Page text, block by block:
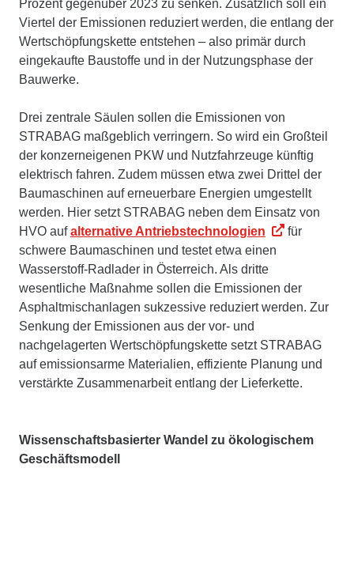
Prozent gegenüber 2023 zu senken. Zusätzlich soll ein
Viertel der Emissionen reduziert werden, die entlang der
Wertschöpfungskette entstehen – also primär durch
eingekaufte Baustoffe und in der Nutzungsphase der
Bauwerke.
Drei zentrale Säulen sollen die Emissionen von
STRABAG maßgeblich verringern. So wird ein Großteil
der konzerneigenen PKW und Nutzfahrzeuge künftig
elektrisch fahren. Zudem müssen etwa zwei Drittel der
Baumaschinen auf erneuerbare Energien umgestellt
werden. Hier setzt STRABAG neben dem Einsatz von
HVO aufalternative Antriebstechnologien
für
schwere Baumaschinen und testet etwa einen
Wasserstoff-Radlader in Österreich. Als dritte
wesentliche Maßnahme sollen die Emissionen der
Asphaltmischanlagen sukzessive reduziert werden. Zur
Senkung der Emissionen aus der vor- und
nachgelagerten Wertschöpfungskette setzt STRABAG
auf emissionsarme Materialien, effiziente Planung und
verstärkte Zusammenarbeit entlang der Lieferkette.
Wissenschaftsbasierter Wandel zu ökologischem
Geschäftsmodell